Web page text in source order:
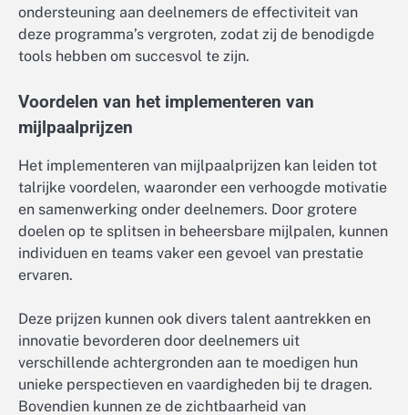
ondersteuning aan deelnemers de effectiviteit van
deze programma’s vergroten, zodat zij de benodigde
tools hebben om succesvol te zijn.
Voordelen van het implementeren van
mijlpaalprijzen
Het implementeren van mijlpaalprijzen kan leiden tot
talrijke voordelen, waaronder een verhoogde motivatie
en samenwerking onder deelnemers. Door grotere
doelen op te splitsen in beheersbare mijlpalen, kunnen
individuen en teams vaker een gevoel van prestatie
ervaren.
Deze prijzen kunnen ook divers talent aantrekken en
innovatie bevorderen door deelnemers uit
verschillende achtergronden aan te moedigen hun
unieke perspectieven en vaardigheden bij te dragen.
Bovendien kunnen ze de zichtbaarheid van